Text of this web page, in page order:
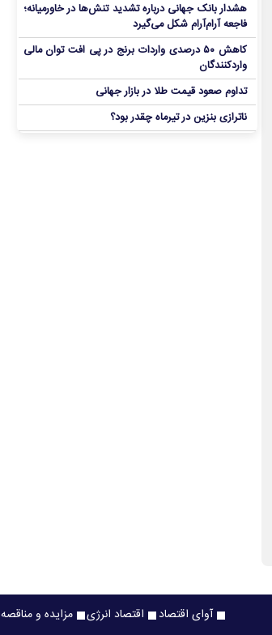
هشدار بانک جهانی درباره تشدید تنش‌ها در خاورمیانه؛
فاجعه آرام‌آرام شکل می‌گیرد
کاهش ۵۰ درصدی واردات برنج در پی افت توان مالی
واردکنندگان
تداوم صعود قیمت طلا در بازار جهانی
ناترازی بنزین در تیرماه چقدر بود؟
آوای اقتصاد اقتصاد انرژی مزایده و مناقصه